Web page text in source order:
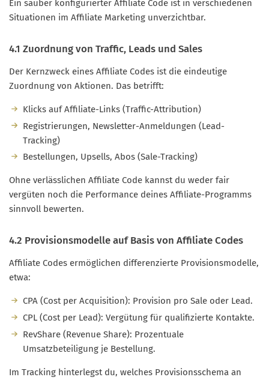
Ein sauber konfigurierter Affiliate Code ist in verschiedenen
Situationen im Affiliate Marketing unverzichtbar.
4.1 Zuordnung von Traffic, Leads und Sales
Der Kernzweck eines Affiliate Codes ist die eindeutige
Zuordnung von Aktionen. Das betrifft:
Klicks auf Affiliate-Links (Traffic-Attribution)
Registrierungen, Newsletter-Anmeldungen (Lead-
Tracking)
Bestellungen, Upsells, Abos (Sale-Tracking)
Ohne verlässlichen Affiliate Code kannst du weder fair
vergüten noch die Performance deines Affiliate-Programms
sinnvoll bewerten.
4.2 Provisionsmodelle auf Basis von Affiliate Codes
Affiliate Codes ermöglichen differenzierte Provisionsmodelle,
etwa:
CPA (Cost per Acquisition): Provision pro Sale oder Lead.
CPL (Cost per Lead): Vergütung für qualifizierte Kontakte.
RevShare (Revenue Share): Prozentuale
Umsatzbeteiligung je Bestellung.
Im Tracking hinterlegst du, welches Provisionsschema an